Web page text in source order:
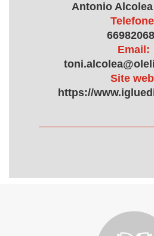
Antonio
Email:
Site
https://